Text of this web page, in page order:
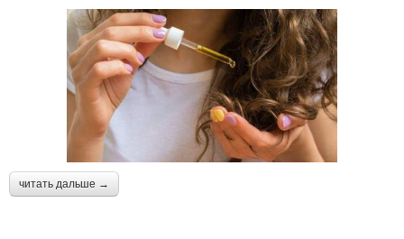
Растительные масла Спасительные масла
Масло для
поврежденных волос
читать дальше →